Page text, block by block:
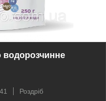
Роздріб